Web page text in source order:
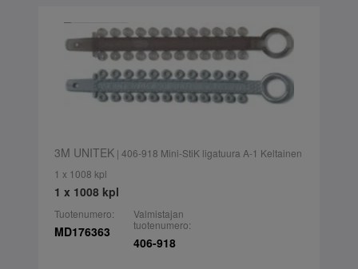
3M UNITEK| 406-918 Mini-StiK ligatuura A-1 Keltainen
1 x 1008 kpl
1 x 1008 kpl
Tuotenumero:
MD176363
Valmistajan
tuotenumero:
406-918